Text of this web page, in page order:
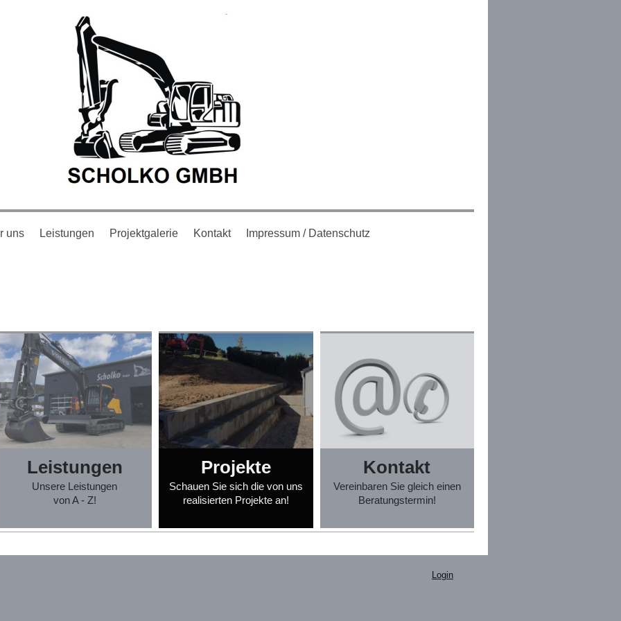
uns Leistungen Projektgalerie Kontakt Impressum / Datenschutz
Leistungen
Unsere Leistungen
von A - Z!
Projekte
Schauen Sie sich die von uns
realisierten Projekte an!
Kontakt
Vereinbaren Sie gleich einen
Beratungstermin!
Login